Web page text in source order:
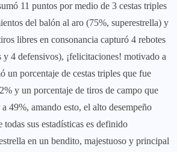
11 puntos por medio de 3 cestas triples
del balón al aro (75%, superestrella) y
libres en consonancia capturó 4 rebotes
y 4 defensivos), ¡felicitaciones! motivado a
un porcentaje de cestas triples que fue
y un porcentaje de tiros de campo que
49%, amando esto, el alto desempeño
todas sus estadísticas es definido
en un bendito, majestuoso y principal